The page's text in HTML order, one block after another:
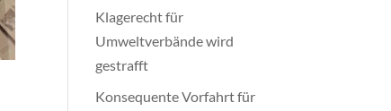
Klagerecht für
Umweltverbände wird
gestrafft
Konsequente Vorfahrt für